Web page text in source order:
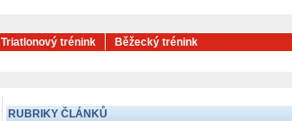
Triatlonový trénink Běžecký trénink
RUBRIKY ČLÁNKŮ